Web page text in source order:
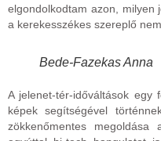
elgondolkodtam azon, milyen
a kerekesszékes szereplő
Bede-Fazekas Anna
A jelenet-tér-időváltások
képek segítségével
zökkenőmentes megoldása